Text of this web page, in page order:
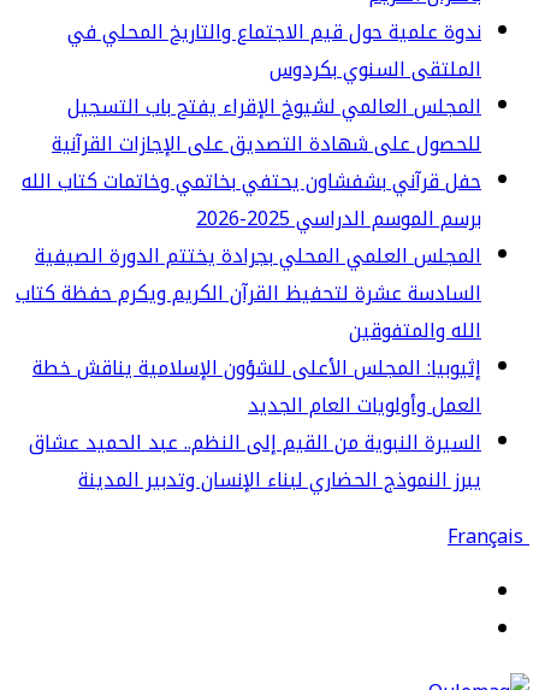
علمية حول قيم الاجتماع والتاريخ المحلي في
السنوي بكردوس
العالمي لشيوخ الإقراء يفتح باب التسجيل
على شهادة التصديق على الإجازات القرآنية
قرآني بشفشاون يحتفي بخاتمي وخاتمات كتاب الله
الموسم الدراسي 2025-2026
العلمي المحلي بجرادة يختتم الدورة الصيفية
عشرة لتحفيظ القرآن الكريم ويكرم حفظة كتاب
والمتفوقين
المجلس الأعلى للشؤون الإسلامية يناقش خطة
وأولويات العام الجديد
النبوية من القيم إلى النظم.. عبد الحميد عشاق
النموذج الحضاري لبناء الإنسان وتدبير المدينة